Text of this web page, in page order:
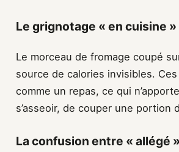
Le grignotage « en cuisine »
Le morceau de fromage coupé
source de calories invisibles.
comme un repas, ce qui
s’asseoir, de couper une
La confusion entre « allégé